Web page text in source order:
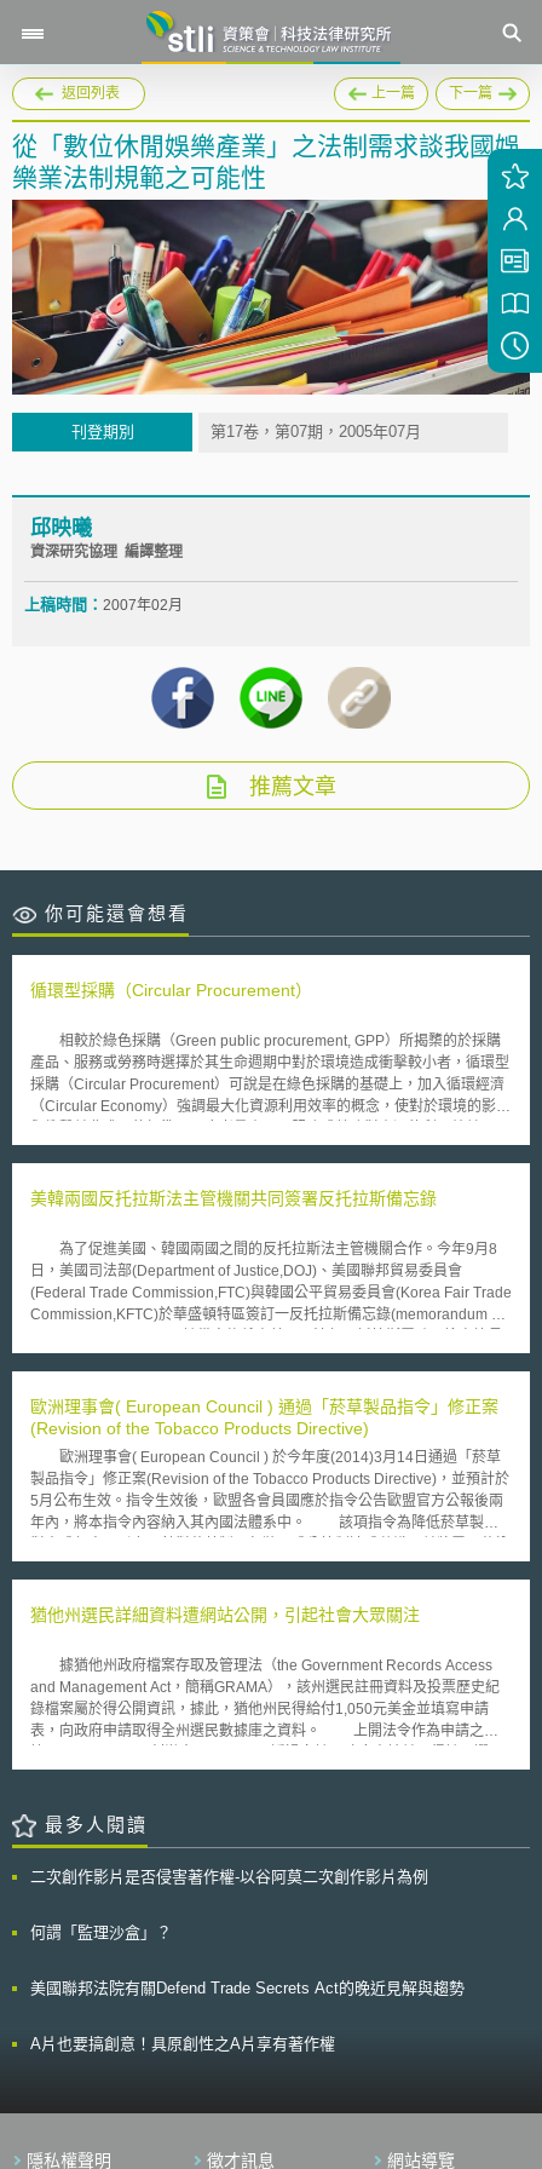
返回列表 上一篇 下一篇
從「數位休閒娛樂產業」之法制需求談我國娛
樂業法制規範之可能性
刊登期別 第17卷，第07期，2005年07月
邱映曦
資深研究協理 編譯整理
上稿時間： 2007年02月
推薦文章
你可能還會想看
循環型採購（Circular Procurement）
相較於綠色採購（Green public procurement, GPP）所揭櫫的於採購
產品、服務或勞務時選擇於其生命週期中對於環境造成衝擊較小者，循環型
採購（Circular Procurement）可說是在綠色採購的基礎上，加入循環經濟
（Circular Economy）強調最大化資源利用效率的概念，使對於環境的影響
歐盟執委會於2017年10月發布《循環經濟公共採購範例與指引》
Guidance），其中指出循環型採購的意義在於促進歐盟邁向循環經濟轉
動循環經濟轉型的重要誘因之一。 具體的循環型採購做法，包含選擇
具高度資源循環利用性的產品，例如可維修、再利用或利於回收再循環的產
品，以及以採購服務代替採購硬體等，透過循環型採購對於資源利用效率的
重視，支持符合循環經濟概念的產品設計、研發技術與商業模式等創新成
美韓兩國反托拉斯法主管機關共同簽署反托拉斯備忘錄
為了促進美國、韓國兩國之間的反托拉斯法主管機關合作。今年9月8
日，美國司法部(Department of Justice,DOJ)、美國聯邦貿易委員會
(Federal Trade Commission,FTC)與韓國公平貿易委員會(Korea Fair Trade
Commission,KFTC)於華盛頓特區簽訂一反托拉斯備忘錄(memorandum of
Bill Baer與聯邦貿易委員會女主席Edith Ramirez及韓國公平交易委員會
助理檢察總長Bill Baer表示:「具有坦誠和建設性對話之執法合作對於美國、
韓國及全世界各地之競爭市場維持皆極其重要。本備忘錄標示了一直以來美
持續加強該合作關係的企圖心。」該備忘錄的重點包含: 反托拉斯合作重要
性的相互承認，包括在進行共同執法時，互相協調的重要性。 闡明了美國
反托拉斯執法機關與韓國公平貿易委員會之間溝通的重要性。 承諾保護另
一方所提供訊息之機密性；並承諾在法規不允許的情況下，禁止分享資訊。
歐洲理事會( European Council ) 通過「菸草製品指令」修正案
(Revision of the Tobacco Products Directive)
歐洲理事會( European Council ) 於今年度(2014)3月14日通過「菸草
製品指令」修正案(Revision of the Tobacco Products Directive)，並預計於
5月公布生效。指令生效後，歐盟各會員國應於指令公告歐盟官方公報後兩
年內，將本指令內容納入其內國法體系中。 該項指令為降低菸草製品
入本次修法規範，指令主要規範內容如下： (一)警示文字和圖示應同時呈現
涵蓋外包裝正面與背面的65%外，側邊應標記妨害健康之警示。例如：「尼
購買的菸草產品有危害健康之疑慮。例如：不得將菸草產品以糖果、或香水
化妝品等樣式包裝之；並嚴禁添加水果口味，薄荷或香草等添加物抑制菸草
刺激氣味。 (三)全面禁止電子菸品廣告之播放 本次修正案更規定歐盟各會員
國將於2016年起禁止撥放任何有關電子菸品銷售或販賣之廣告。 日
猶他州選民詳細資料遭網站公開，引起社會大眾關注
據猶他州政府檔案存取及管理法（the Government Records Access
and Management Act，簡稱GRAMA），該州選民註冊資料及投票歷史紀
錄檔案屬於得公開資訊，據此，猶他州民得給付1,050元美金並填寫申請
表，向政府申請取得全州選民數據庫之資料。 上開法令作為申請之依
資訊後，建置該網站。透過該網站系統，任何人可查詢該州選民選舉資料。
要求移除網站上的資訊，但這些資訊仍被記錄在該州數據庫中，且仍可被公
開取得。 該州負責選舉主任委員Mark Thomas指出，倘能證明自身安
參議員）等資料，基於安全考量，得移除數據庫之資料。 該州選民認
議員Karen Mayne亦認為該不合理制度須做改變，政府一方面應鼓勵民眾參
反，則將面臨6個月以上有期徒刑及1,000美元以上之罰金。
最多人閱讀
二次創作影片是否侵害著作權-以谷阿莫二次創作影片為例
何謂「監理沙盒」？
美國聯邦法院有關Defend Trade Secrets Act的晚近見解與趨勢
A片也要搞創意！具原創性之A片享有著作權
隱私權聲明 徵才訊息 網站導覽